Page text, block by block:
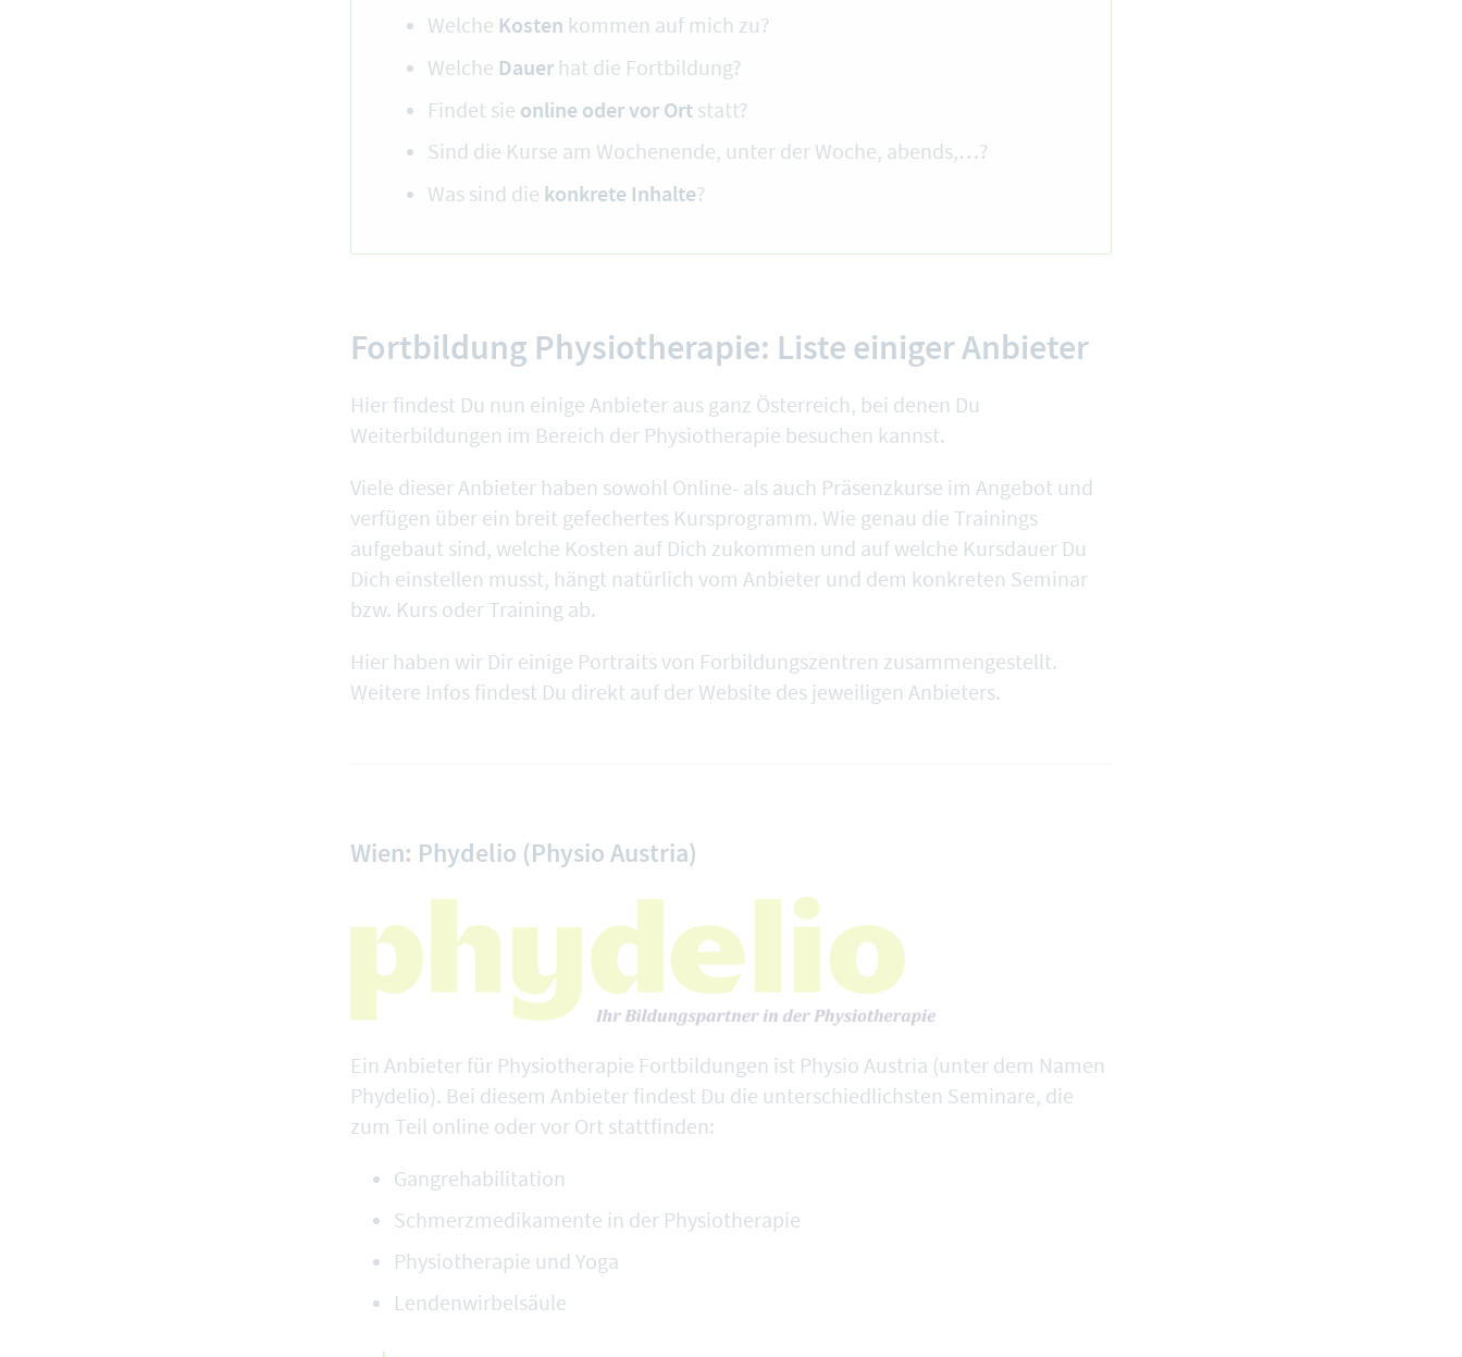
Welche Kosten kommen auf mich zu?
Welche Dauer hat die Fortbildung?
Findet sie online oder vor Ort statt?
Sind die Kurse am Wochenende, unter der Woche, abends,…?
Was sind die konkrete Inhalte?
Fortbildung Physiotherapie: Liste einiger Anbieter
Hier findest Du nun einige Anbieter aus ganz Österreich, bei denen Du
Weiterbildungen im Bereich der Physiotherapie besuchen kannst.
Viele dieser Anbieter haben sowohl Online- als auch Präsenzkurse im Angebot und
verfügen über ein breit gefechertes Kursprogramm. Wie genau die Trainings
aufgebaut sind, welche Kosten auf Dich zukommen und auf welche Kursdauer Du
Dich einstellen musst, hängt natürlich vom Anbieter und dem konkreten Seminar
bzw. Kurs oder Training ab.
Hier haben wir Dir einige Portraits von Forbildungszentren zusammengestellt.
Weitere Infos findest Du direkt auf der Website des jeweiligen Anbieters.
Wien: Phydelio (Physio Austria)
Ein Anbieter für Physiotherapie Fortbildungen ist Physio Austria (unter dem Namen
Phydelio). Bei diesem Anbieter findest Du die unterschiedlichsten Seminare, die
zum Teil online oder vor Ort stattfinden:
Gangrehabilitation
Schmerzmedikamente in der Physiotherapie
Physiotherapie und Yoga
Lendenwirbelsäule